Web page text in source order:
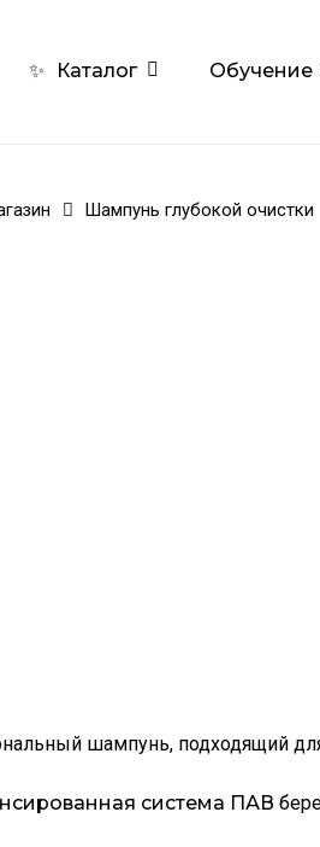
✨ Каталог Обучение
Шампунь глубокой очистки
шампунь, подходящий
система ПАВ